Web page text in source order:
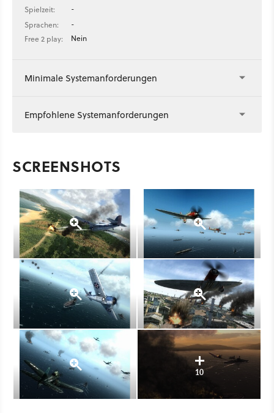
Spielzeit:
-
Sprachen:
-
Free 2 play:
Nein
Minimale Systemanforderungen
Empfohlene Systemanforderungen
SCREENSHOTS
10